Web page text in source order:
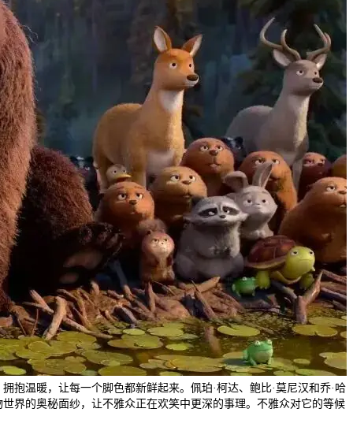
抱温暖，让每一个脚色都新鲜起来。佩珀·柯达、鲍比·莫尼汉和乔·哈
界的奥秘面纱，让不雅众正在欢笑中更深的事理。不雅众对它的等候